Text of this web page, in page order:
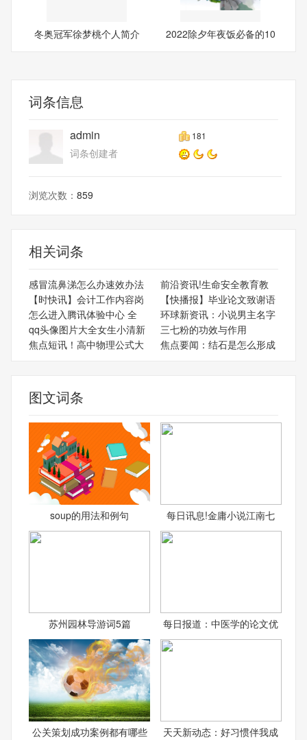
冬奥冠军徐梦桃个人简介
2022除夕年夜饭必备的10
词条信息
admin 181
词条创建者
浏览次数： 859
相关词条
感冒流鼻涕怎么办速效办法
前沿资讯!生命安全教育教
【时快讯】会计工作内容岗
【快播报】毕业论文致谢语
怎么进入腾讯体验中心 全
环球新资讯：小说男主名字
qq头像图片大全女生小清新
三七粉的功效与作用
焦点短讯！高中物理公式大
焦点要闻：结石是怎么形成
图文词条
soup的用法和例句 每日讯息!金庸小说江南七
苏州园林导游词5篇 每日报道：中医学的论文优
公关策划成功案例都有哪些 天天新动态：好习惯伴我成